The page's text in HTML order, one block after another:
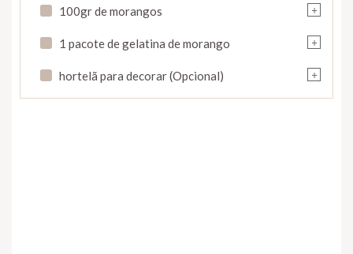
+
100gr de morangos
+
1 pacote de gelatina de morango
+
hortelã para decorar (Opcional)